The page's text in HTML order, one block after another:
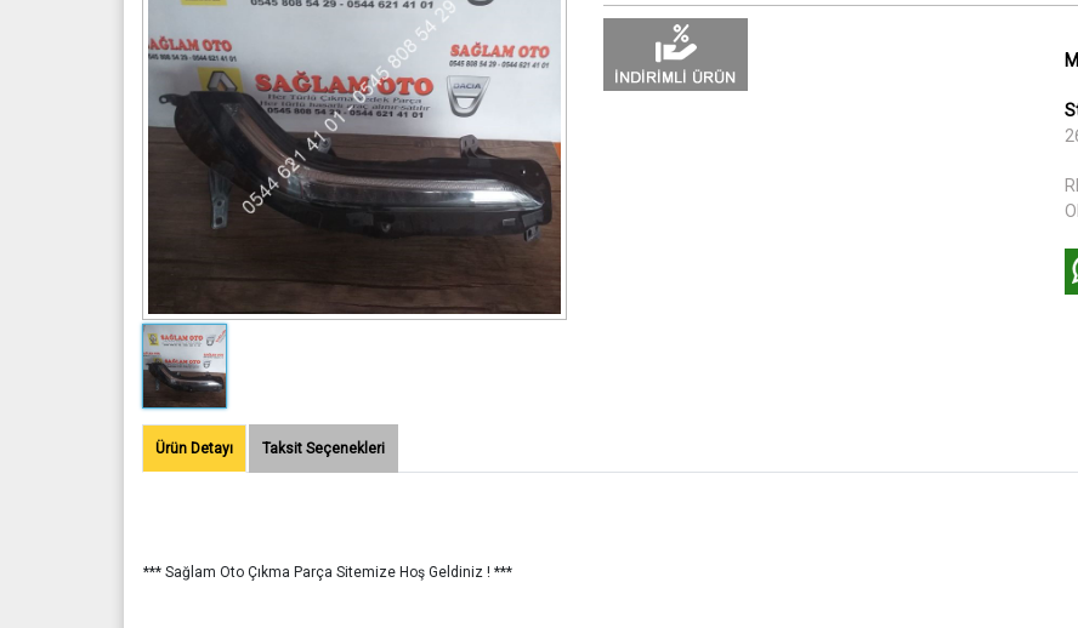
Ürün Detayı Taksit Seçenekleri
*** Sağlam Oto Çıkma Parça Sitemize Hoş Geldiniz ! ***